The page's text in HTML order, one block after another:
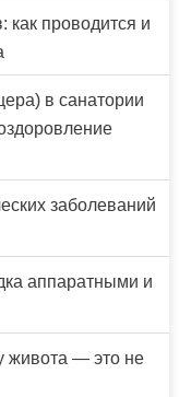
как проводится и
в санатории
заболеваний
аппаратными и
живота — это не